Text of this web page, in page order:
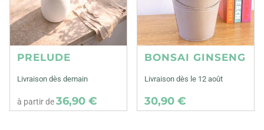
PRELUDE
Livraison dès demain
à partir de36,90 €
BONSAI GINSENG
Livraison dès le 12 août
30,90 €